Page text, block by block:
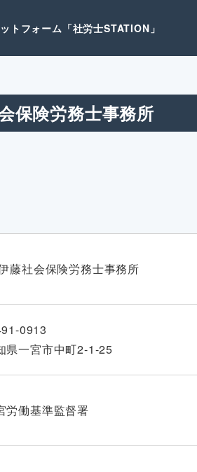
トフォーム「社労士STATION」
保険労務士事務所
藤社会保険労務士事務所
0913
県一宮市中町2-1-25
労働基準監督署